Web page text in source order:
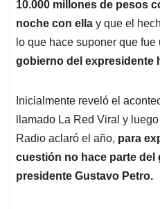
10.000 millones de pesos
noche con ella y que el
lo que hace suponer que
gobierno del expresidente
Inicialmente reveló el
llamado La Red Viral y
Radio aclaró el año, para
cuestión no hace parte del
presidente Gustavo Petro.